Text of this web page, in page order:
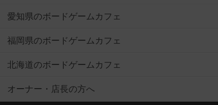
愛知県のボードゲームカフェ
福岡県のボードゲームカフェ
北海道のボードゲームカフェ
オーナー・店長の方へ